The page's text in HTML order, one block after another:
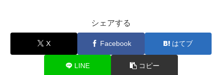
シェアする
X Facebook はてブ
LINE コピー